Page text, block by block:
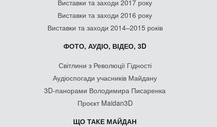
Виставки та заходи 2017 року
Виставки та заходи 2016 року
Виставки та заходи 2014–2015 років
ФОТО, АУДІО, ВІДЕО, 3D
Світлини з Революції Гідності
Аудіоспогади учасників Майдану
3D-панорами Володимира Писаренка
Проєкт Maidan3D
ЩО ТАКЕ МАЙДАН